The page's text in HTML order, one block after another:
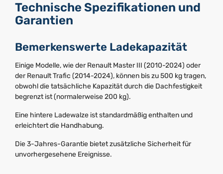
Technische Spezifikationen und
Garantien
Bemerkenswerte Ladekapazität
Einige Modelle, wie der Renault Master III (2010-2024) oder
der Renault Trafic (2014-2024), können bis zu 500 kg tragen,
obwohl die tatsächliche Kapazität durch die Dachfestigkeit
begrenzt ist (normalerweise 200 kg).
Eine hintere Ladewalze ist standardmäßig enthalten und
erleichtert die Handhabung.
Die 3-Jahres-Garantie bietet zusätzliche Sicherheit für
unvorhergesehene Ereignisse.